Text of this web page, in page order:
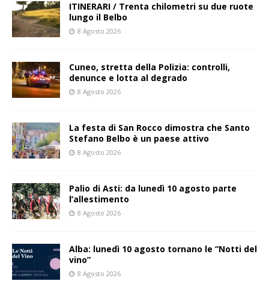
ITINERARI / Trenta chilometri su due ruote
lungo il Belbo
8 Agosto 2026
Cuneo, stretta della Polizia: controlli,
denunce e lotta al degrado
8 Agosto 2026
La festa di San Rocco dimostra che Santo
Stefano Belbo è un paese attivo
8 Agosto 2026
Palio di Asti: da lunedì 10 agosto parte
l’allestimento
8 Agosto 2026
Alba: lunedì 10 agosto tornano le “Notti del
vino”
8 Agosto 2026